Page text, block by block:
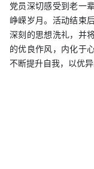
党员深切感受到老一
峥嵘岁月。活动结束
深刻的思想洗礼，并
的优良作风，内化于
不断提升自我，以优